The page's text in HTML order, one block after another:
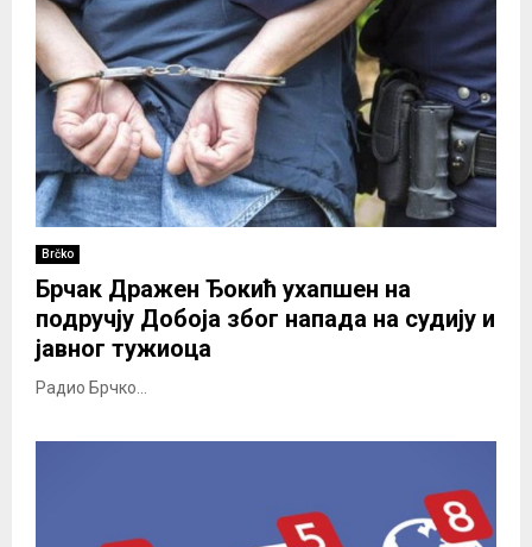
Brčko
Брчак Дражен Ђокић ухапшен на
подручју Добоја због напада на судију и
јавног тужиоца
Радио Брчко...